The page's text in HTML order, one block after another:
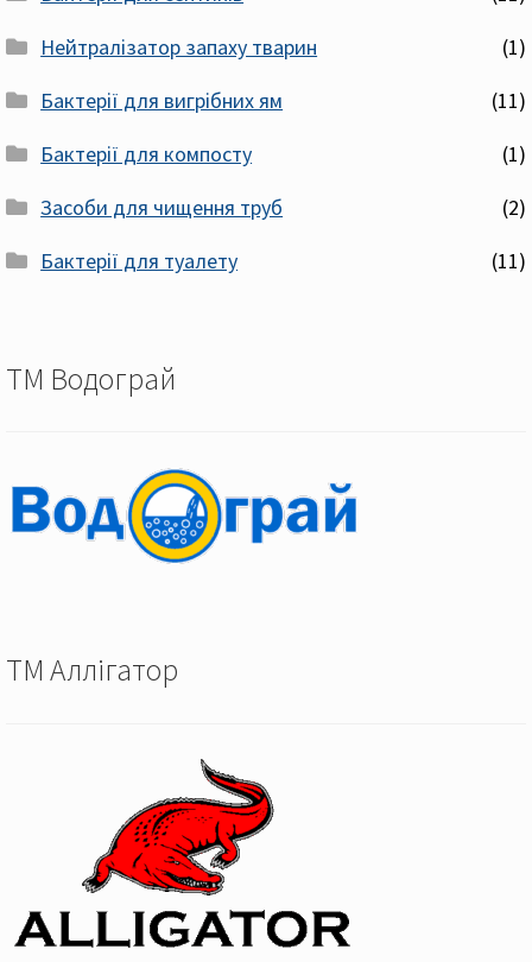
Нейтралізатор запаху тварин
(1)
Бактерії для вигрібних ям
(11)
Бактерії для компосту
(1)
Засоби для чищення труб
(2)
Бактерії для туалету
(11)
ТМ Водограй
ТМ Аллігатор